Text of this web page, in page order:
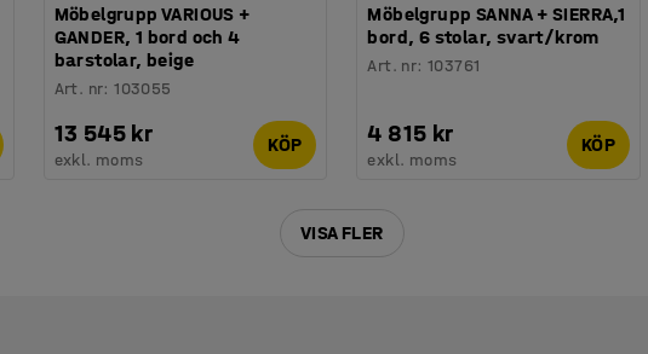
Möbelgrupp VARIOUS +
GANDER, 1 bord och 4
barstolar, beige
Art. nr:103055
13 545 kr
exkl. moms
KÖP
Möbelgrupp SANNA + SIERRA,1
bord, 6 stolar, svart/krom
Art. nr:103761
4 815 kr
exkl. moms
KÖP
VISA FLER